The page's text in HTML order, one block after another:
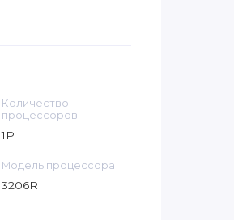
Количество
процессоров
1P
Модель процессора
3206R